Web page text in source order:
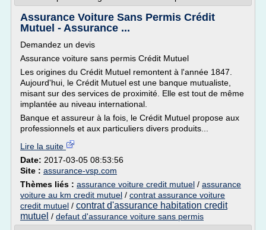
Assurance Voiture Sans Permis Crédit
Mutuel - Assurance ...
Demandez un devis
Assurance voiture sans permis Crédit Mutuel
Les origines du Crédit Mutuel remontent à l'année 1847.
Aujourd'hui, le Crédit Mutuel est une banque mutualiste,
misant sur des services de proximité. Elle est tout de même
implantée au niveau international.
Banque et assureur à la fois, le Crédit Mutuel propose aux
professionnels et aux particuliers divers produits...
Lire la suite
Date: 2017-03-05 08:53:56
Site : assurance-vsp.com
Thèmes liés : assurance voiture credit mutuel / assurance
voiture au km credit mutuel / contrat assurance voiture
credit mutuel / contrat d'assurance habitation credit
mutuel / defaut d'assurance voiture sans permis